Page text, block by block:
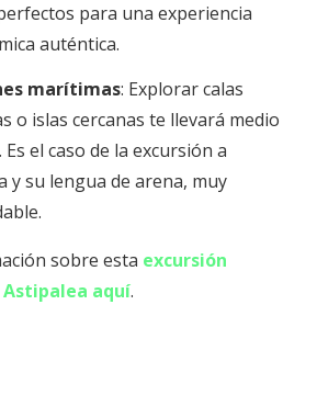
para una experiencia
auténtica.
marítimas: Explorar calas
o islas cercanas te llevará medio
Es el caso de la excursión a
y su lengua de arena, muy
sobre esta excursión
aquí.